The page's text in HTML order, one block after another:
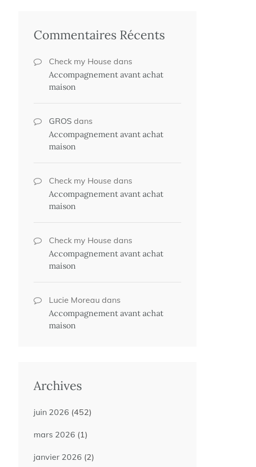
Commentaires Récents
Check my House dans
Accompagnement avant achat
maison
GROS dans
Accompagnement avant achat
maison
Check my House dans
Accompagnement avant achat
maison
Check my House dans
Accompagnement avant achat
maison
Lucie Moreau dans
Accompagnement avant achat
maison
Archives
juin 2026 (452)
mars 2026 (1)
janvier 2026 (2)